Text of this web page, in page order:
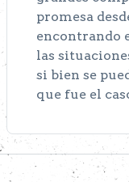
promesa
encontrando
las
si bien se
que fue el